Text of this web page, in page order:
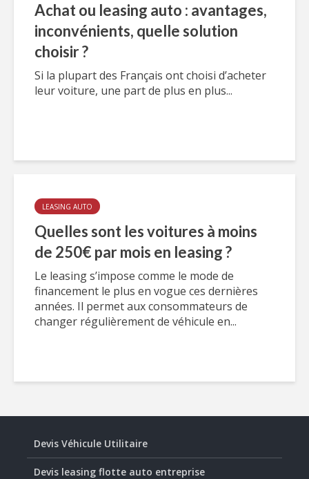
Achat ou leasing auto : avantages,
inconvénients, quelle solution
choisir ?
Si la plupart des Français ont choisi d’acheter
leur voiture, une part de plus en plus...
LEASING AUTO
Quelles sont les voitures à moins
de 250€ par mois en leasing ?
Le leasing s’impose comme le mode de
financement le plus en vogue ces dernières
années. Il permet aux consommateurs de
changer régulièrement de véhicule en...
Devis Véhicule Utilitaire
Devis leasing flotte auto entreprise